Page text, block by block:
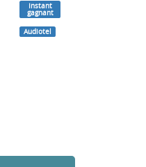
Instant
gagnant
Audiotel